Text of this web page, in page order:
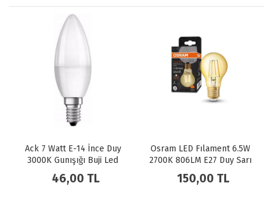
Osram LED Fılament 6.5W
2700K 806LM E27 Duy Sarı
Işık Ampul Dim Edilebilir /
4099854394294
150,00 TL
Noas 12W Smd Led Ampül
E27 Duy 1080 LM Beyaz Işık
40,00 TL